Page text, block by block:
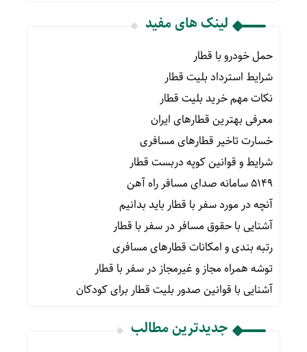
لینک های مفید
حمل خودرو با قطار
شرایط استرداد بلیت قطار
نکات مهم خرید بلیت قطار
معرفی بهترین قطارهای ایران
خسارت تاخیر قطارهای مسافری
شرایط و قوانین کوپه دربست قطار
۵۱۴۹ سامانه صدای مسافر راه آهن
آنچه در مورد سفر با قطار باید بدانیم
آشنایی با حقوق مسافر در سفر با قطار
رتبه بندی و امکانات قطارهای مسافری
توشه همراه مجاز و غیرمجاز در سفر با قطار
آشنایی با قوانین صدور بلیت قطار برای کودکان
جدیدترین مطالب